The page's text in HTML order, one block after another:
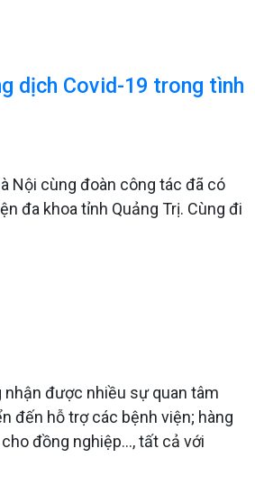
dịch Covid-19 trong tình
Nội cùng đoàn công tác đã có
đa khoa tỉnh Quảng Trị. Cùng đi
nhận được nhiều sự quan tâm
đến hỗ trợ các bệnh viện; hàng
đồng nghiệp…, tất cả với